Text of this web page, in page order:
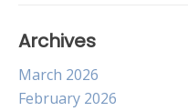
Archives
March 2026
February 2026